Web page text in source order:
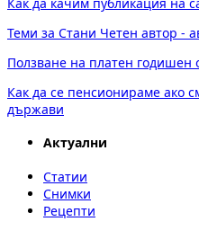
Теми за Стани Четен автор -
Ползване на платен годишен
Как да се пенсионираме ако
държави
Актуални
Статии
Снимки
Рецепти